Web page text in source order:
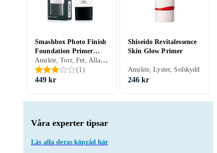
Våra experter tipsar
Läs alla deras köpråd här
Smashbox Photo Finish
Foundation Primer
30ml
Ansikte, Torr, Fet, Alla, Mogen, Anti-redness, Mjukgörande, Återfuktande, Lyster, Motverkar åldrande, Solskydd, Matt, Färgkorrigering, Porminimering, Kräm
(1)
449 kr
Shiseido Revitalessence
Skin Glow Primer
Ansikte, Lyster, Solskydd
246 kr